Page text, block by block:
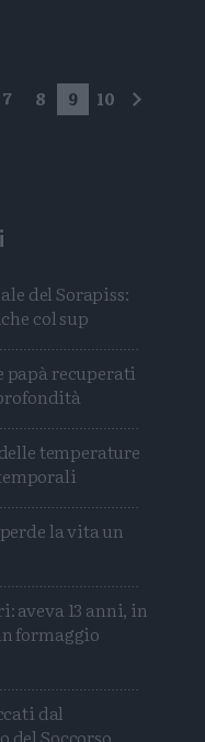
7 8 9 10
del Sorapiss:
col sup
papà recuperati
temperature
la vita un
aveva 13 anni, in
formaggio
dal
del Soccorso